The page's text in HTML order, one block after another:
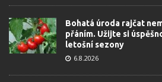
Bohatá úroda rajčat
přáním. Užijte si
letošní sezony
6.8.2026